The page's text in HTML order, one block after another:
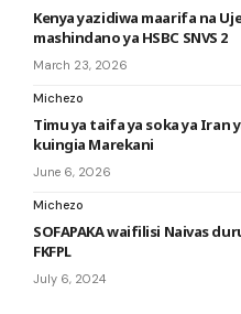
Kenya yazidiwa maarifa na
mashindano ya HSBC SNVS 2
March 23, 2026
Michezo
Timu ya taifa ya soka ya Iran
kuingia Marekani
June 6, 2026
Michezo
SOFAPAKA waifilisi Naivas
FKFPL
July 6, 2024